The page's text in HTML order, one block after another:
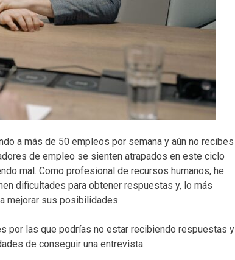
a más de 50 empleos por semana y aún no recibes
de empleo se sienten atrapados en este ciclo
mal. Como profesional de recursos humanos, he
dificultades para obtener respuestas y, lo más
mejorar sus posibilidades.
por las que podrías no estar recibiendo respuestas y
de conseguir una entrevista.